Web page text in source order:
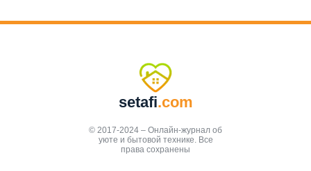
setafi.com
© 2017-2024 – Онлайн-журнал об
уюте и бытовой технике. Все
права сохранены